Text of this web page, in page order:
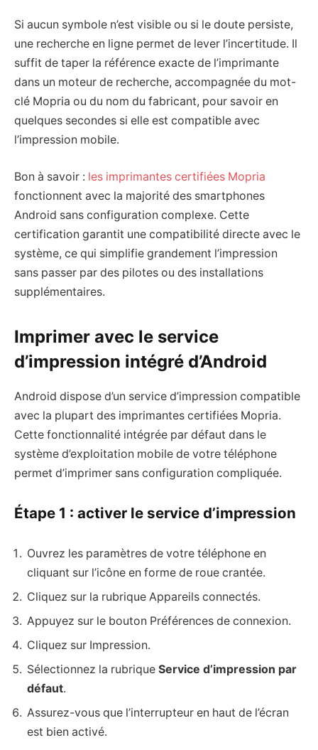
Si aucun symbole n’est visible ou si le doute persiste,
une recherche en ligne permet de lever l’incertitude. Il
suffit de taper la référence exacte de l’imprimante
dans un moteur de recherche, accompagnée du mot-
clé Mopria ou du nom du fabricant, pour savoir en
quelques secondes si elle est compatible avec
l’impression mobile.
Bon à savoir : les imprimantes certifiées Mopria
fonctionnent avec la majorité des smartphones
Android sans configuration complexe. Cette
certification garantit une compatibilité directe avec le
système, ce qui simplifie grandement l’impression
sans passer par des pilotes ou des installations
supplémentaires.
Imprimer avec le service
d’impression intégré d’Android
Android dispose d’un service d’impression compatible
avec la plupart des imprimantes certifiées Mopria.
Cette fonctionnalité intégrée par défaut dans le
système d’exploitation mobile de votre téléphone
permet d’imprimer sans configuration compliquée.
Étape 1 : activer le service d’impression
Ouvrez les paramètres de votre téléphone en
cliquant sur l’icône en forme de roue crantée.
Cliquez sur la rubrique Appareils connectés.
Appuyez sur le bouton Préférences de connexion.
Cliquez sur Impression.
Sélectionnez la rubrique Service d’impression par
défaut.
Assurez-vous que l’interrupteur en haut de l’écran
est bien activé.